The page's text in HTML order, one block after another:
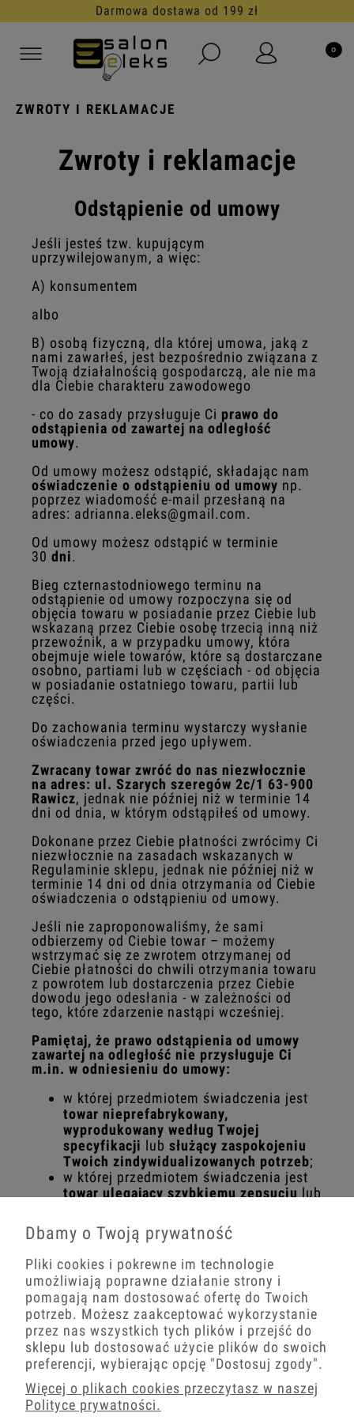
Darmowa dostawa od 199 zł
ZWROTY I REKLAMACJE
Zwroty i reklamacje
Odstąpienie od umowy
Jeśli jesteś tzw. kupującym
uprzywilejowanym, a więc:
A) konsumentem
albo
B) osobą fizyczną, dla której umowa, jaką z
nami zawarłeś, jest bezpośrednio związana z
Twoją działalnością gospodarczą, ale nie ma
dla Ciebie charakteru zawodowego
- co do zasady przysługuje Ci prawo do
odstąpienia od zawartej na odległość
umowy.
Od umowy możesz odstąpić, składając nam
oświadczenie o odstąpieniu od umowy np.
poprzez wiadomość e-mail przesłaną na
adres: adrianna.eleks@gmail.com.
Od umowy możesz odstąpić w terminie
30 dni.
Bieg czternastodniowego terminu na
odstąpienie od umowy rozpoczyna się od
objęcia towaru w posiadanie przez Ciebie lub
wskazaną przez Ciebie osobę trzecią inną niż
przewoźnik, a w przypadku umowy, która
obejmuje wiele towarów, które są dostarczane
osobno, partiami lub w częściach - od objęcia
w posiadanie ostatniego towaru, partii lub
części.
Do zachowania terminu wystarczy wysłanie
oświadczenia przed jego upływem.
Zwracany towar zwróć do nas niezwłocznie
na adres: ul. Szarych szeregów 2c/1 63-900
Rawicz, jednak nie później niż w terminie 14
dni od dnia, w którym odstąpiłeś od umowy.
Dokonane przez Ciebie płatności zwrócimy Ci
niezwłocznie na zasadach wskazanych w
Regulaminie sklepu, jednak nie później niż w
terminie 14 dni od dnia otrzymania od Ciebie
oświadczenia o odstąpieniu od umowy.
Jeśli nie zaproponowaliśmy, że sami
odbierzemy od Ciebie towar – możemy
wstrzymać się ze zwrotem otrzymanej od
Ciebie płatności do chwili otrzymania towaru
z powrotem lub dostarczenia przez Ciebie
dowodu jego odesłania - w zależności od
tego, które zdarzenie nastąpi wcześniej.
Pamiętaj, że prawo odstąpienia od umowy
zawartej na odległość nie przysługuje Ci
m.in. w odniesieniu do umowy:
w której przedmiotem świadczenia jest
towar nieprefabrykowany,
wyprodukowany według Twojej
specyfikacji lub służący zaspokojeniu
Twoich zindywidualizowanych potrzeb;
w której przedmiotem świadczenia jest
towar ulegający szybkiemu zepsuciu lub
użycia;
w której przedmiotem świadczenia jest
towar dostarczany w zapieczętowanym
opakowaniu, którego po otwarciu
opakowania nie można zwrócić ze
względu na ochronę zdrowia lub ze
względów higienicznych, jeżeli
opakowanie zostało otwarte po
dostarczeniu;
w której przedmiotem świadczenia są
nagrania dźwiękowe lub wizualne albo
programy komputerowe dostarczane w
Dbamy o Twoją prywatność
Pliki cookies i pokrewne im technologie
umożliwiają poprawne działanie strony i
pomagają nam dostosować ofertę do Twoich
potrzeb. Możesz zaakceptować wykorzystanie
przez nas wszystkich tych plików i przejść do
sklepu lub dostosować użycie plików do swoich
preferencji, wybierając opcję "Dostosuj zgody".
Więcej o plikach cookies przeczytasz w naszej
Polityce prywatności.